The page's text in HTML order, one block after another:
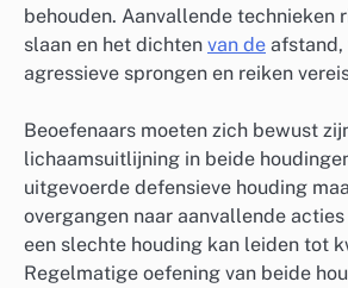
behouden. Aanvallende technieken
slaan en het dichten van de afstand,
agressieve sprongen en reiken
Beoefenaars moeten zich bewust
lichaamsuitlijning in beide
uitgevoerde defensieve houding
overgangen naar aanvallende
een slechte houding kan leiden tot
Regelmatige oefening van beide